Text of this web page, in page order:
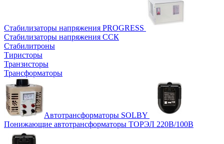
Стабилизаторы напряжения PROGRESS
Стабилизаторы напряжения ССК
Стабилитроны
Тиристоры
Транзисторы
Трансформаторы
Автотрансформаторы SOLBY
Понижающие автотрансформаторы ТОРЭЛ 220В/100В